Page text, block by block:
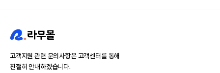
고객지원 관련 문의사항은 고객센터를 통해
친절히 안내하겠습니다.